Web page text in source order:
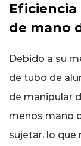
de mano
Debido a su
de tubo de
de manipular
menos mano
sujetar, lo que